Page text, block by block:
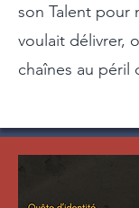
son Talent pour
voulait délivrer,
chaînes au péril